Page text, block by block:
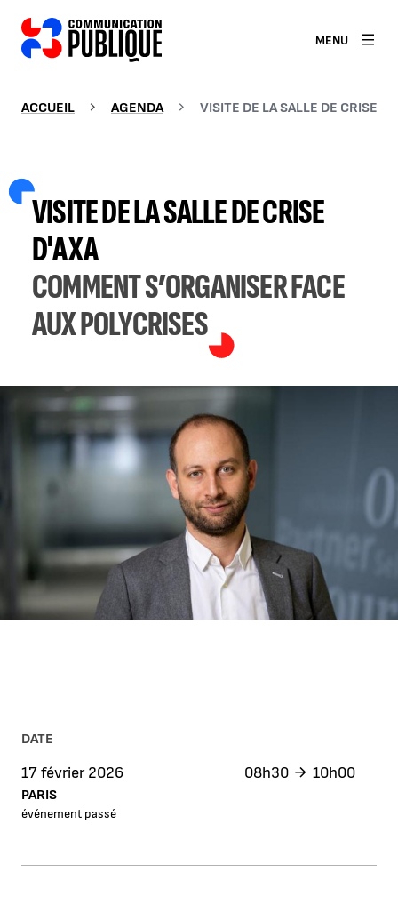
MENU
ACCUEIL AGENDA VISITE DE LA SALLE DE CRISE
VISITE DE LA SALLE DE CRISE
D'AXA
COMMENT S’ORGANISER FACE
AUX POLYCRISES
AGRANDIR L'IMAGE
DATE
17 février 2026 08h30 10h00
PARIS
événement passé